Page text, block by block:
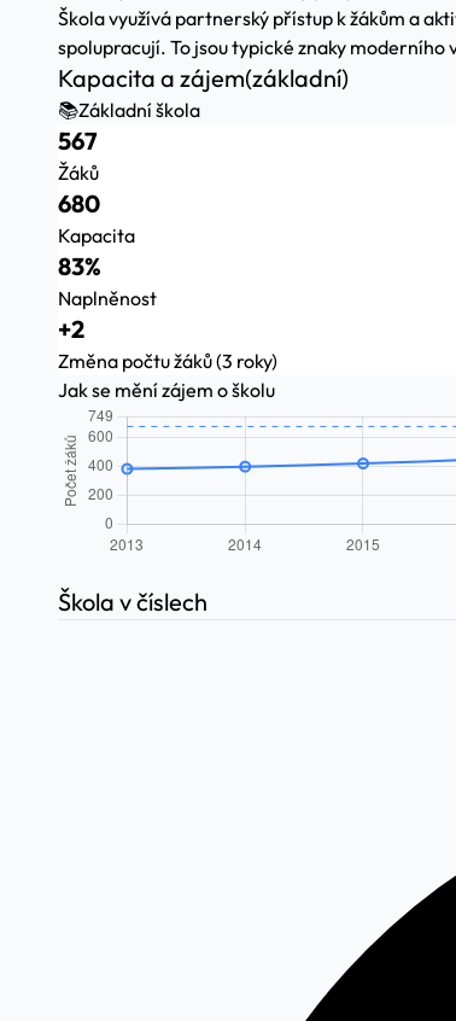
Škola využívá partnerský přístup k žákům a
spolupracují. To jsou typické znaky moderního
Kapacita a zájem(základní)
📚Základní škola
567
Žáků
680
Kapacita
83%
Naplněnost
+2
Změna počtu žáků (3 roky)
Jak se mění zájem o školu
Škola v číslech